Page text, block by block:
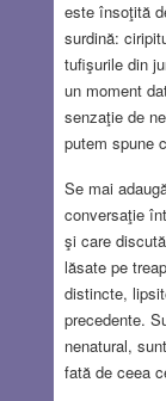
este însoţită
surdină:
tufişurile din
un moment
senzaţie de
putem spune
Se mai
conversaţie
şi care
lăsate pe
distincte,
precedente.
nenatural,
fată de ceea